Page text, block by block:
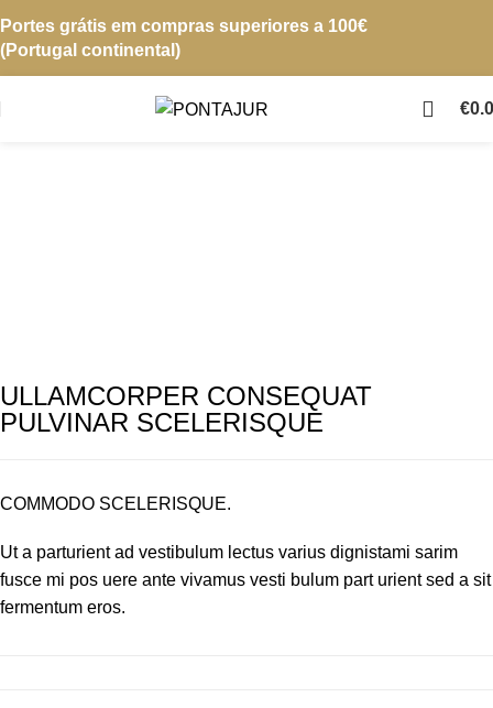
Portes grátis em compras superiores a 100€
(Portugal continental)
€
ULLAMCORPER CONSEQUAT
PULVINAR SCELERISQUE
COMMODO SCELERISQUE.
Ut a parturient ad vestibulum lectus varius dignistami sarim
fusce mi pos uere ante vivamus vesti bulum part urient sed a sit
fermentum eros.